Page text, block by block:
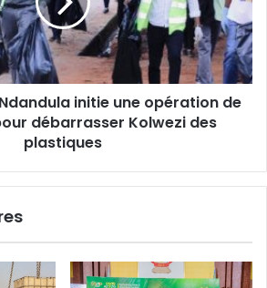
initie une opération de
débarrasser Kolwezi des
plastiques